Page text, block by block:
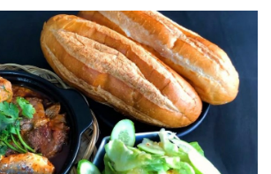
mì cá mòi hộp thập